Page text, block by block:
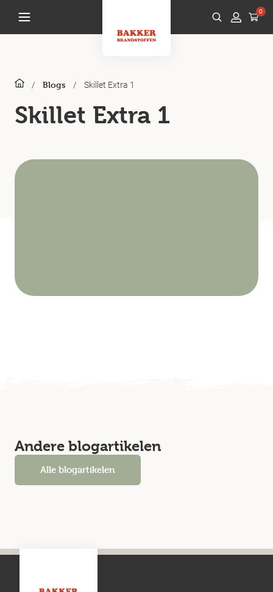
0
/ Blogs / Skillet Extra 1
Skillet Extra 1
Andere blogartikelen
Alle blogartikelen